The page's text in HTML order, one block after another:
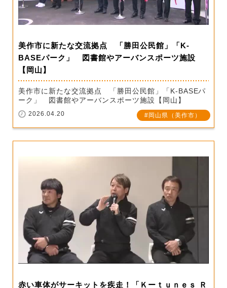
美作市に新たな交流拠点 「勝田公民館」「K-
BASEパーク」 図書館やアーバンスポーツ施設
【岡山】
美作市に新たな交流拠点 「勝田公民館」「K-BASEパ
ーク」 図書館やアーバンスポーツ施設【岡山】
2026.04.20 岡山県（美作市）
赤い車体がサーキットを疾走！「Ｋーｔｕｎｅｓ Ｒ